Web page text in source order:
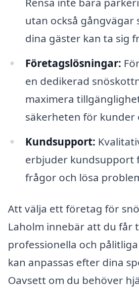
utan också gångvägar
dina gäster kan ta sig
Företagslösningar:
en dedikerad
maximera
säkerheten för kunder
Kundsupport:
erbjuder kundsupport
frågor och lösa
Att välja ett företag för
Laholm innebär att du får
professionella och
kan anpassas efter dina
Oavsett om du behöver